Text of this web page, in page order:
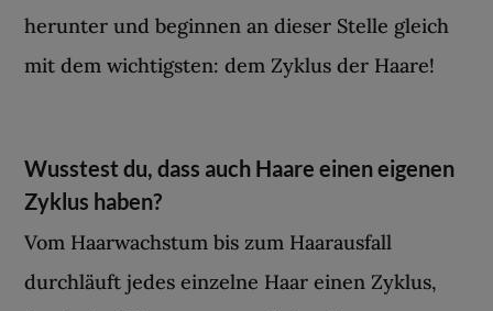
herunter und beginnen an dieser Stelle gleich
mit dem wichtigsten: dem Zyklus der Haare!
Wusstest du, dass auch Haare einen eigenen
Zyklus haben?
Vom Haarwachstum bis zum Haarausfall
durchläuft jedes einzelne Haar einen Zyklus,